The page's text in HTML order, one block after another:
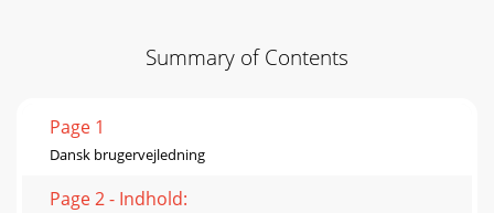
Summary of Contents
Page 1
Dansk brugervejledning
Page 2 - Indhold: